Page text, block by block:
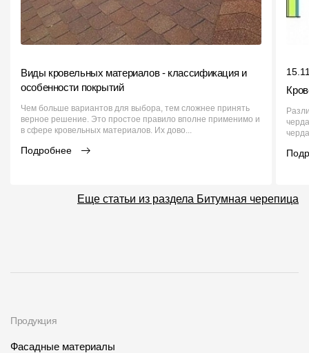
Виды кровельных материалов - классификация и
особенности покрытий
Чем больше вариантов для выбора, тем сложнее принять
верное решение. Это простое правило вполне применимо и
в сфере кровельных материалов. Их дово...
Подробнее
Еще статьи из раздела Битумная черепица
Продукция
Фасадные материалы